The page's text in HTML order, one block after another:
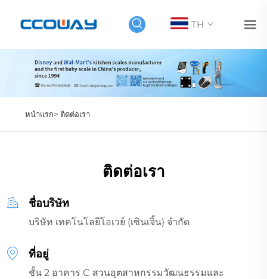
TH
หน้าแรก> ติดต่อเรา
ติดต่อเรา
ชื่อบริษัท
บริษัท เทคโนโลยีโอเวย์ (เซินเจิ้น) จำกัด
ที่อยู่
ชั้น 2 อาคาร C สวนอุตสาหกรรมวัฒนธรรมและ